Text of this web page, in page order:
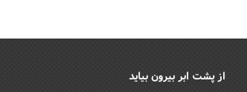
از پشت ابر بیرون بیاید